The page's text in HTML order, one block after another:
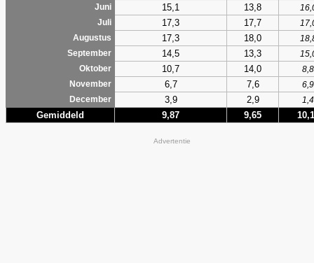
Juni
15,1 13,8
Juli
17,3 17,7
Augustus
17,3 18,0
September
14,5 13,3
Oktober
10,7 14,0
8,8
November
6,7 7,6
6,9
December
3,9 2,9 1,4
Gemiddeld 9,87 9,65
Advertentie